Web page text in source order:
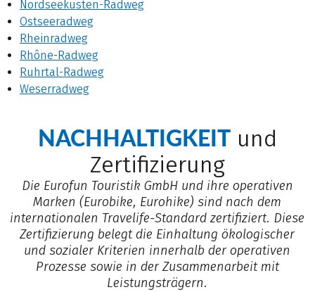
Nordseeküsten-Radweg
Ostseeradweg
Rheinradweg
Rhône-Radweg
Ruhrtal-Radweg
Weserradweg
NACHHALTIGKEITund
Zertifizierung
Die Eurofun Touristik GmbH und ihre operativen
Marken (Eurobike, Eurohike) sind nach dem
internationalen Travelife-Standard zertifiziert. Diese
Zertifizierung belegt die Einhaltung ökologischer
und sozialer Kriterien innerhalb der operativen
Prozesse sowie in der Zusammenarbeit mit
Leistungsträgern.